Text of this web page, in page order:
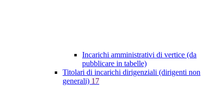
Incarichi amministrativi di vertice (da
pubblicare in tabelle)
Titolari di incarichi dirigenziali (dirigenti non
generali) 17